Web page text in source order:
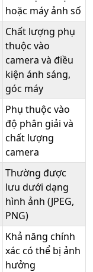
hoặc máy ảnh số
Chất lượng phụ
thuộc vào
camera và điều
kiện ánh sáng,
góc máy
Phụ thuộc vào
độ phân giải và
chất lượng
camera
Thường được
lưu dưới dạng
hình ảnh (JPEG,
PNG)
Khả năng chính
xác có thể bị ảnh
hưởng